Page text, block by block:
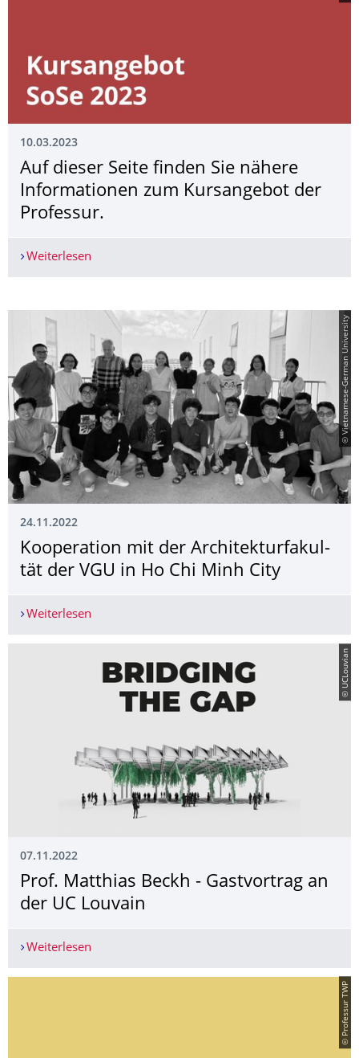
10.03.2023
Auf dieser Seite finden Sie nähere
Informationen zum Kursangebot der
Professur.
Weiterlesen
© Vietnamese-German University
24.11.2022
Kooperation mit der Architekturfakul­
tät der VGU in Ho Chi Minh City
Weiterlesen
© UCLouvian
07.11.2022
Prof. Matthias Beckh - Gastvortrag an
der UC Louvain
Weiterlesen
© Professur TWP